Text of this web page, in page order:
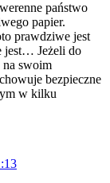
państwo
papier.
prawdziwe jest
jest… Jeżeli do
na swoim
bezpieczne
w kilku